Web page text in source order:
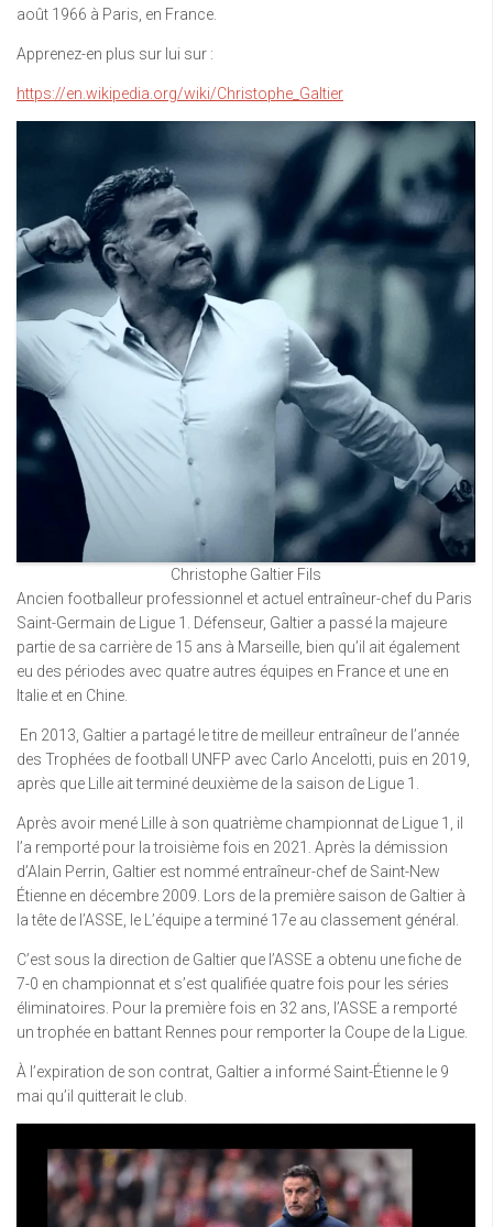
août 1966 à Paris, en France.
Apprenez-en plus sur lui sur :
https://en.wikipedia.org/wiki/Christophe_Galtier
Christophe Galtier Fils
Ancien footballeur professionnel et actuel entraîneur-chef du Paris
Saint-Germain de Ligue 1. Défenseur, Galtier a passé la majeure
partie de sa carrière de 15 ans à Marseille, bien qu’il ait également
eu des périodes avec quatre autres équipes en France et une en
Italie et en Chine.
En 2013, Galtier a partagé le titre de meilleur entraîneur de l’année
des Trophées de football UNFP avec Carlo Ancelotti, puis en 2019,
après que Lille ait terminé deuxième de la saison de Ligue 1.
Après avoir mené Lille à son quatrième championnat de Ligue 1, il
l’a remporté pour la troisième fois en 2021. Après la démission
d’Alain Perrin, Galtier est nommé entraîneur-chef de Saint-New
Étienne en décembre 2009. Lors de la première saison de Galtier à
la tête de l’ASSE, le L’équipe a terminé 17e au classement général.
C’est sous la direction de Galtier que l’ASSE a obtenu une fiche de
7-0 en championnat et s’est qualifiée quatre fois pour les séries
éliminatoires. Pour la première fois en 32 ans, l’ASSE a remporté
un trophée en battant Rennes pour remporter la Coupe de la Ligue.
À l’expiration de son contrat, Galtier a informé Saint-Étienne le 9
mai qu’il quitterait le club.